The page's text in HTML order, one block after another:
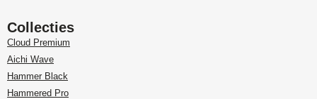
Collecties
Cloud Premium
Aichi Wave
Hammer Black
Hammered Pro